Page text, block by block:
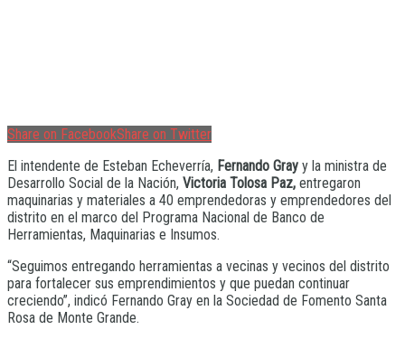
Share on FacebookShare on Twitter
El intendente de Esteban Echeverría, Fernando Gray y la ministra de
Desarrollo Social de la Nación, Victoria Tolosa Paz, entregaron
maquinarias y materiales a 40 emprendedoras y emprendedores del
distrito en el marco del Programa Nacional de Banco de
Herramientas, Maquinarias e Insumos.
“Seguimos entregando herramientas a vecinas y vecinos del distrito
para fortalecer sus emprendimientos y que puedan continuar
creciendo”, indicó Fernando Gray en la Sociedad de Fomento Santa
Rosa de Monte Grande.